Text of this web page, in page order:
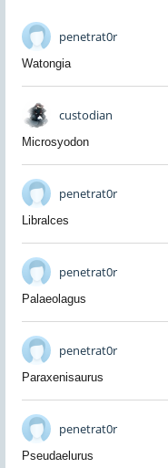
penetrat0r
Watongia
custodian
Microsyodon
penetrat0r
Libralces
penetrat0r
Palaeolagus
penetrat0r
Paraxenisaurus
penetrat0r
Pseudaelurus